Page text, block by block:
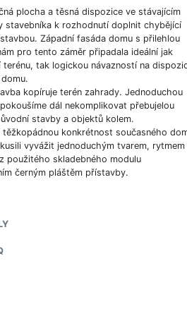
plocha a těsná dispozice ve stávajícím
stavebníka k rozhodnutí doplnit chybějící
Západní fasáda domu s přilehlou
pro tento záměr připadala ideální jak
terénu, tak logickou návazností na
kopíruje terén zahrady. Jednoduchou
dál nekomplikovat přebujelou
stavby a objektů kolem.
konkrétnost současného
vyvážit jednoduchým tvarem, rytmem
použitého skladebného modulu
černým pláštěm přístavby.